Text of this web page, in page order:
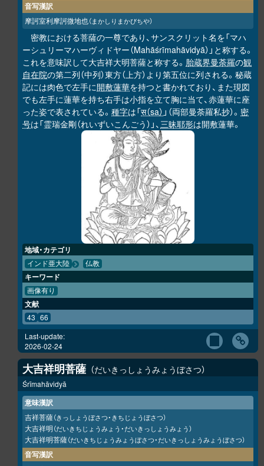
音写漢訳
摩訶室利摩訶微地也（まかしりまかびちや）
密教における菩薩の一尊であり、サンスクリット名を「マハ
ーシュリーマハーヴィドヤー（Mahāśrīmahāvidyā）」と称する。
これを意味訳して大吉祥大明菩薩と称する。 胎蔵界曼荼羅の観
自在院の第二列（中列）東方（上方）より第五位に列される。秘蔵
記には肉色で左手に開敷蓮華を持つと書かれており、また現図
でも左手に蓮華を持ち右手は小指を立て胸に当て、赤蓮華に座
った姿で表されている。 種字は「स（sa） 」（両部曼荼羅私抄）。 密
号は「霊瑞金剛（れいずいこんごう）」、三昧耶形は開敷蓮華。
地域・カテゴリ
インド亜大陸 仏教
キーワード
画像有り
文献
43 66
Last-update:
2026-02-24
大吉祥明菩薩 だいきっしょうみょうぼさつ
Śrīmahāvidyā
意味漢訳
吉祥菩薩（きっしょうぼさつ・きちじょうぼさつ）
大吉祥明（だいきちじょうみょう・だいきっしょうみょう）
大吉祥明菩薩（だいきちじょうみょうぼさつ・だいきっしょうみょうぼさつ）
音写漢訳